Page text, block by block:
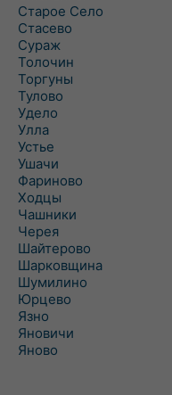
Старое Село
Стасево
Сураж
Толочин
Торгуны
Тулово
Удело
Улла
Устье
Ушачи
Фариново
Ходцы
Чашники
Черея
Шайтерово
Шарковщина
Шумилино
Юрцево
Язно
Яновичи
Яново